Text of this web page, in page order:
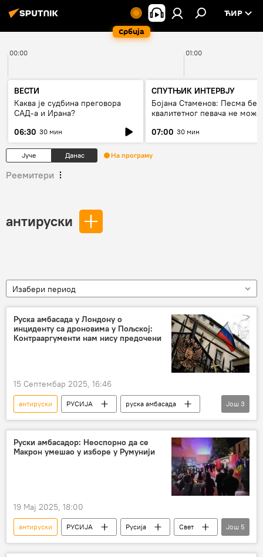
Србија
ЋИР
00:00 01:00
ВЕСТИ
Каква је судбина преговора
САД-а и Ирана?
06:30 30 мин
СПУТЊИК ИНТЕРВЈУ
Бојана Стаменов: Песма без
квалитетног певача не може
07:00 30 мин
Јуче Данас На програму
Реемитери
антируски
Изабери период
Руска амбасада у Лондону о
инциденту са дроновима у Пољској:
Контрааргументи нам нису предочени
15 Септембар 2025, 16:46
антируски РУСИЈА
руска амбасада
Амбасада Русије у Лондону
Лондон
Кијев
Још 3
Руски амбасадор: Неоспорно да се
Макрон умешао у изборе у Румунији
19 Мај 2025, 18:00
антируски РУСИЈА Русија
Свет
Румунија
председнички избори
Још 5